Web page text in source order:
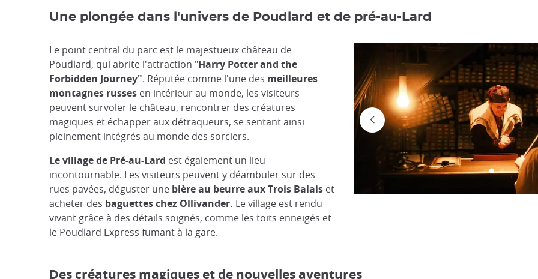
Une plongée dans l'univers de Poudlard et de pré-au-Lard
Le point central du parc est le majestueux château de
Poudlard, qui abrite l'attraction "Harry Potter and the
Forbidden Journey". Réputée comme l'une des meilleures
montagnes russes en intérieur au monde, les visiteurs
peuvent survoler le château, rencontrer des créatures
magiques et échapper aux détraqueurs, se sentant ainsi
pleinement intégrés au monde des sorciers​​.
Le village de Pré-au-Lard est également un lieu
incontournable. Les visiteurs peuvent y déambuler sur des
rues pavées, déguster une bière au beurreaux Trois Balais et
acheter des baguettes chez Ollivander. Le village est rendu
vivant grâce à des détails soignés, comme les toits enneigés et
le Poudlard Express fumant à la gare​​.
Des créatures magiques et de nouvelles aventures